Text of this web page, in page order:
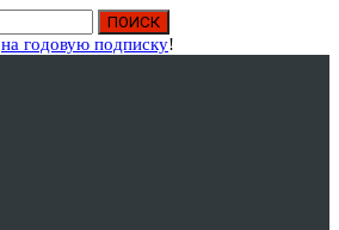
на годовую подписку!